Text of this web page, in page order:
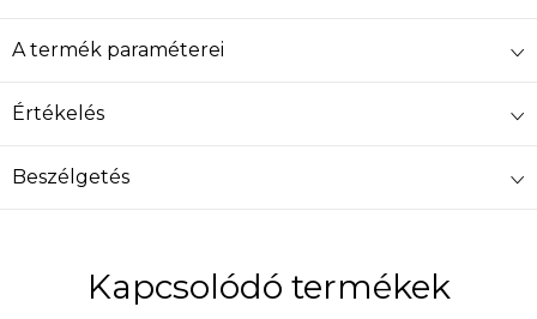
A termék paraméterei
Értékelés
Beszélgetés
Kapcsolódó termékek